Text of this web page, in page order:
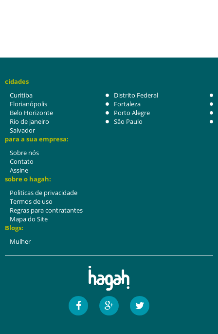
cidades
Curitiba
Distrito Federal
Florianópolis
Fortaleza
Belo Horizonte
Porto Alegre
Rio de janeiro
São Paulo
Salvador
para a sua empresa:
Sobre nós
Contato
Assine
sobre o hagah:
Politicas de privacidade
Termos de uso
Regras para contratantes
Mapa do Site
Blogs:
Mulher